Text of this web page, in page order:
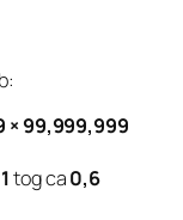
99,999,999
tog ca0,6